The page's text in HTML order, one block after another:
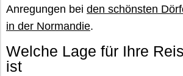
Anregungen bei den schönsten
in der Normandie.
Welche Lage für Ihre
ist